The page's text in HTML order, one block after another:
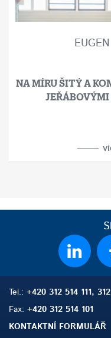
NA MÍRU ŠITÝ A
Tel.: +420 312 514 111,
Fax: +420 312 514 101
KONTAKTNÍ FORMULÁŘ